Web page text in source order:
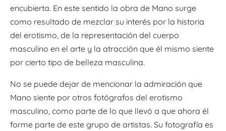
encubierta. En este sentido la obra de Mano surge
como resultado de mezclar su interés por la historia
del erotismo, de la representación del cuerpo
masculino en el arte y la atracción que él mismo siente
por cierto tipo de belleza masculina.
No se puede dejar de mencionar la admiración que
Mano siente por otros fotógrafos del erotismo
masculino, como parte de lo que llevó a que ahora él
forme parte de este grupo de artistas. Su fotografía es